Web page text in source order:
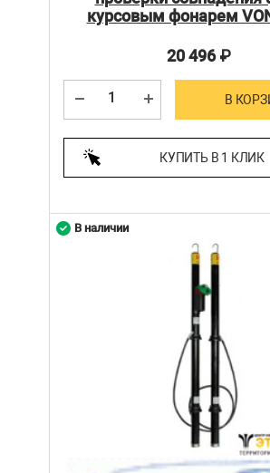
курсовым фонарем
20 496₽
В
КУПИТЬ В 1 КЛИК
В наличии